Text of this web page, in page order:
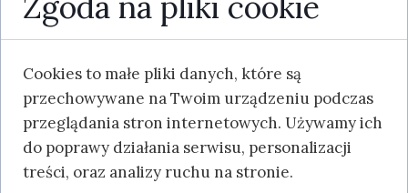
wyrażają krytykę.
Posiadają stabilny i
realny obraz własnej
osoby. Są świadome
swoich mocnych i
słabych stron, dzięki
czemu stawiają sobie
Cookies to małe pliki danych, które są
przechowywane na Twoim urządzeniu podczas
przeglądania stron internetowych. Używamy ich
do poprawy działania serwisu, personalizacji
treści, oraz analizy ruchu na stronie.